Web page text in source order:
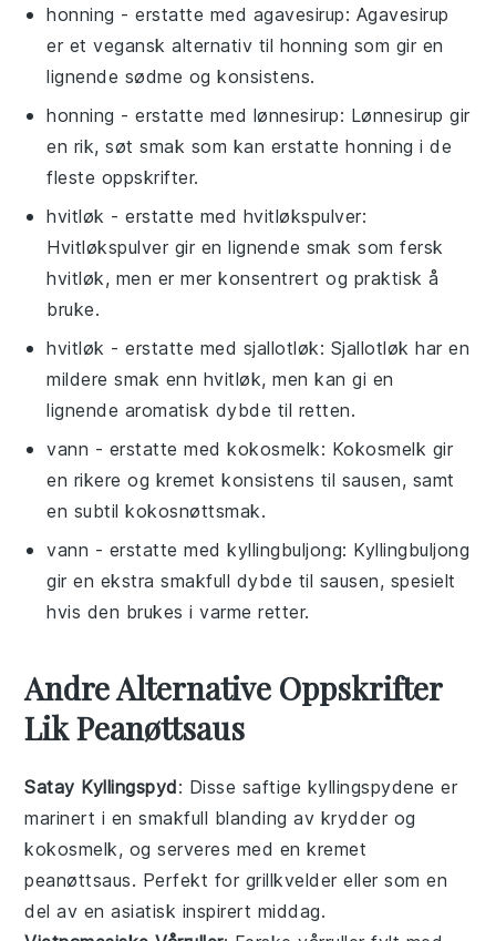
honning - erstatte med agavesirup: Agavesirup
er et vegansk alternativ til honning som gir en
lignende sødme og konsistens.
honning - erstatte med lønnesirup: Lønnesirup gir
en rik, søt smak som kan erstatte honning i de
fleste oppskrifter.
hvitløk - erstatte med hvitløkspulver:
Hvitløkspulver gir en lignende smak som fersk
hvitløk, men er mer konsentrert og praktisk å
bruke.
hvitløk - erstatte med sjallotløk: Sjallotløk har en
mildere smak enn hvitløk, men kan gi en
lignende aromatisk dybde til retten.
vann - erstatte medkokosmelk: Kokosmelk gir
en rikere og kremet konsistens til sausen, samt
en subtil kokosnøttsmak.
vann - erstatte medkyllingbuljong: Kyllingbuljong
gir en ekstra smakfull dybde til sausen, spesielt
hvis den brukes i varme retter.
Andre Alternative Oppskrifter
Lik Peanøttsaus
Satay Kyllingspyd: Disse saftige kyllingspydene er
marinert i en smakfull blanding av krydder og
kokosmelk, og serveres med en kremet
peanøttsaus. Perfekt for grillkvelder eller som en
del av enasiatisk inspirert middag.